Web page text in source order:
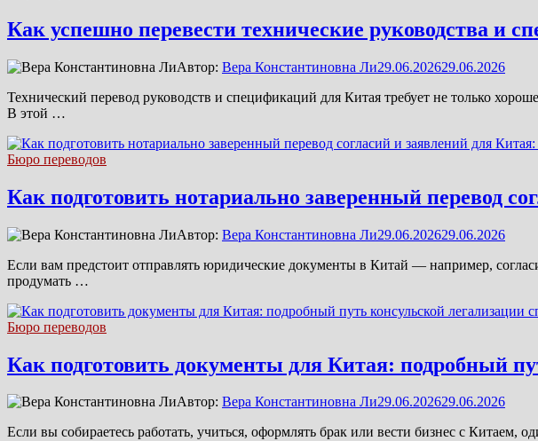
Как успешно перевести технические руководства и
Автор: Вера Константиновна Ли29.06.202629.06.2026
Технический перевод руководств и спецификаций для Китая требует не только
В этой …
Бюро переводов
Как подготовить нотариально заверенный перевод
Автор: Вера Константиновна Ли29.06.202629.06.2026
Если вам предстоит отправлять юридические документы в Китай — например,
продумать …
Бюро переводов
Как подготовить документы для Китая: подробный
Автор: Вера Константиновна Ли29.06.202629.06.2026
Если вы собираетесь работать, учиться, оформлять брак или вести бизнес с